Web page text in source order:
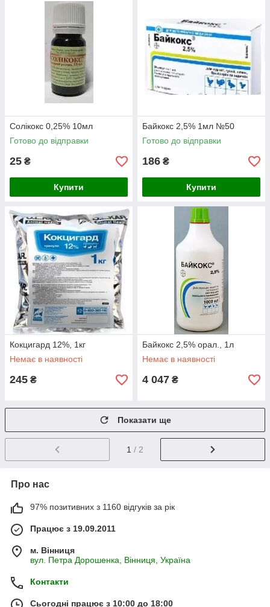
Солікокс 0,25% 10мл
Готово до відправки
25 ₴
Купити
Байкокс 2,5% 1мл №50
Готово до відправки
186 ₴
Купити
Кокцигард 12%, 1кг
Немає в наявності
245 ₴
Байкокс 2,5% орал., 1л
Немає в наявності
4 047 ₴
Показати ще
1 / 2
Про нас
97% позитивних з 1160 відгуків за рік
Працює з 19.09.2011
м. Вінниця
вул. Петра Дорошенка, Вінниця, Україна
Контакти
Сьогодні працює з 10:00 до 18:00